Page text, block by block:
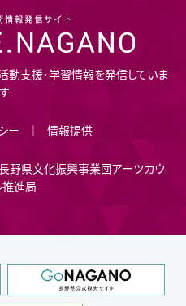
動支援・学習情報を発信していま
す
ー 情報提供
野県文化振興事業団アーツカウ
推進局